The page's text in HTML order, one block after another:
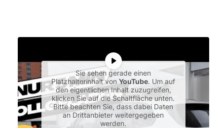
Sie sehen gerade einen
Platzhalterinhalt vonYouTube. Um auf
den eigentlichen Inhalt zuzugreifen,
klicken Sie auf die Schaltfläche unten.
Bitte beachten Sie, dass dabei Daten
an Drittanbieter weitergegeben
werden.